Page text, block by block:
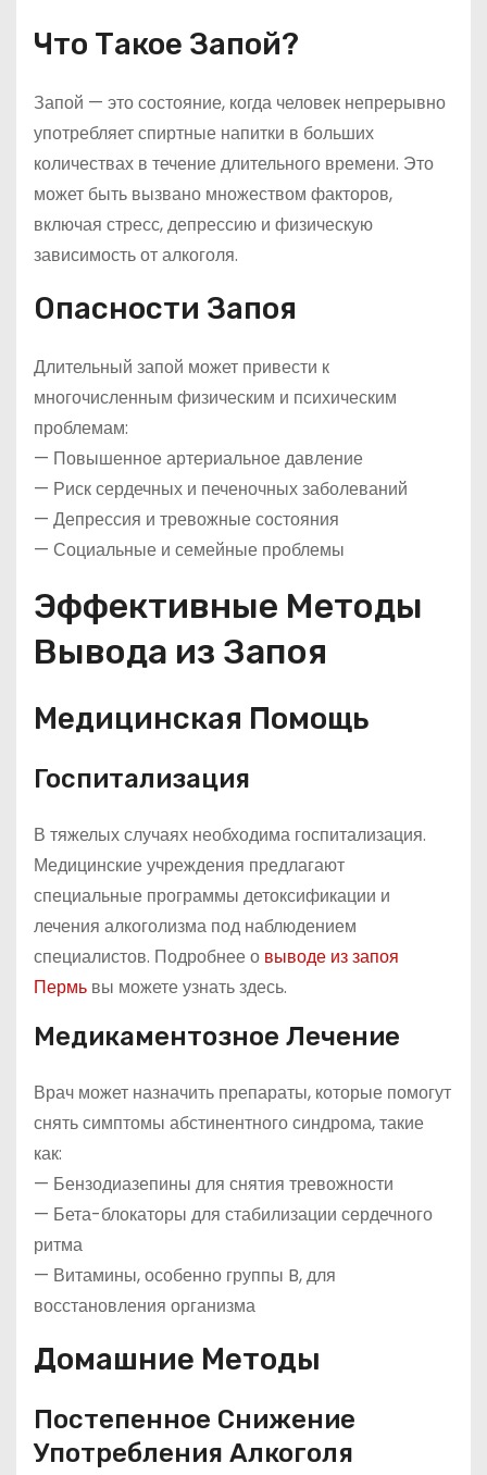
Что Такое Запой?
Запой — это состояние, когда человек непрерывно
употребляет спиртные напитки в больших
количествах в течение длительного времени. Это
может быть вызвано множеством факторов,
включая стресс, депрессию и физическую
зависимость от алкоголя.
Опасности Запоя
Длительный запой может привести к
многочисленным физическим и психическим
проблемам:
— Повышенное артериальное давление
— Риск сердечных и печеночных заболеваний
— Депрессия и тревожные состояния
— Социальные и семейные проблемы
Эффективные Методы
Вывода из Запоя
Медицинская Помощь
Госпитализация
В тяжелых случаях необходима госпитализация.
Медицинские учреждения предлагают
специальные программы детоксификации и
лечения алкоголизма под наблюдением
специалистов. Подробнее о выводе из запоя
Пермь вы можете узнать здесь.
Медикаментозное Лечение
Врач может назначить препараты, которые помогут
снять симптомы абстинентного синдрома, такие
как:
— Бензодиазепины для снятия тревожности
— Бета-блокаторы для стабилизации сердечного
ритма
— Витамины, особенно группы B, для
восстановления организма
Домашние Методы
Постепенное Снижение
Употребления Алкоголя